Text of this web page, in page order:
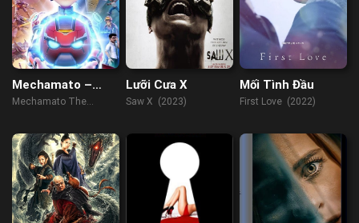
Mechamato –
Loạt Phim Hoạt
Mechamato The
(2021)
Lưỡi Cưa X
Saw X (2023)
Mối Tình Đầu
First Love (2022)